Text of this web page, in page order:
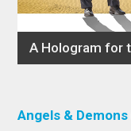
Angels & Demons